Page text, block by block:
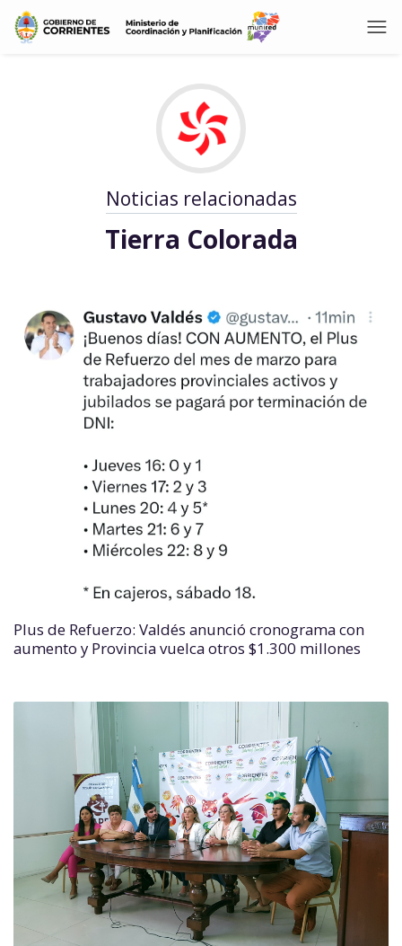
Noticias relacionadas
Tierra Colorada
Plus de Refuerzo: Valdés anunció cronograma con
aumento y Provincia vuelca otros $1.300 millones